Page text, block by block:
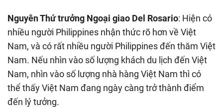
Nguyên Thứ trưởng Ngoại giao Del Rosario: Hiện có
nhiều người Philippines nhận thức rõ hơn về Việt
Nam, và có rất nhiều người Philippines đến thăm Việt
Nam. Nếu nhìn vào số lượng khách du lịch đến Việt
Nam, nhìn vào số lượng nhà hàng Việt Nam thì có
thể thấy Việt Nam đang ngày càng trở thành điểm
đến lý tưởng.